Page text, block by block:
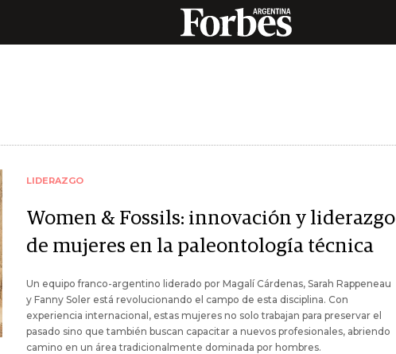
LIDERAZGO
Women & Fossils: innovación y liderazgo
de mujeres en la paleontología técnica
Un equipo franco-argentino liderado por Magalí Cárdenas, Sarah Rappeneau
y Fanny Soler está revolucionando el campo de esta disciplina. Con
experiencia internacional, estas mujeres no solo trabajan para preservar el
pasado sino que también buscan capacitar a nuevos profesionales, abriendo
camino en un área tradicionalmente dominada por hombres.